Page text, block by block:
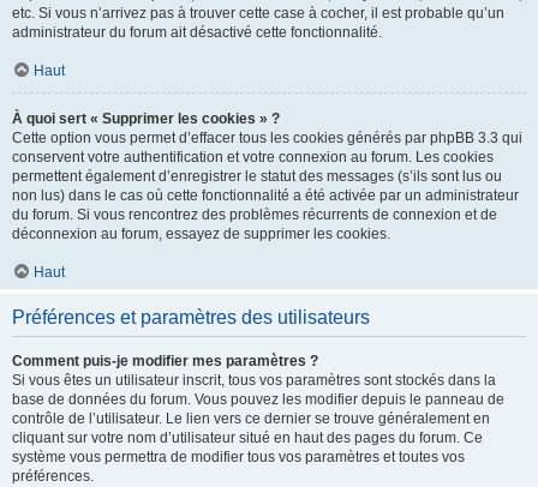
etc. Si vous n’arrivez pas à trouver cette case à cocher, il est probable qu’un
administrateur du forum ait désactivé cette fonctionnalité.
Haut
À quoi sert « Supprimer les cookies » ?
Cette option vous permet d’effacer tous les cookies générés par phpBB 3.3 qui
conservent votre authentification et votre connexion au forum. Les cookies
permettent également d’enregistrer le statut des messages (s’ils sont lus ou
non lus) dans le cas où cette fonctionnalité a été activée par un administrateur
du forum. Si vous rencontrez des problèmes récurrents de connexion et de
déconnexion au forum, essayez de supprimer les cookies.
Haut
Préférences et paramètres des utilisateurs
Comment puis-je modifier mes paramètres ?
Si vous êtes un utilisateur inscrit, tous vos paramètres sont stockés dans la
base de données du forum. Vous pouvez les modifier depuis le panneau de
contrôle de l’utilisateur. Le lien vers ce dernier se trouve généralement en
cliquant sur votre nom d’utilisateur situé en haut des pages du forum. Ce
système vous permettra de modifier tous vos paramètres et toutes vos
préférences.